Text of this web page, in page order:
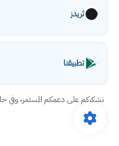
ثريدز
تطبيقنا
نشكركم على دعمكم المستمر، وفي